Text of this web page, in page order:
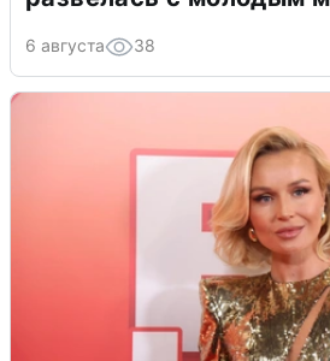
6 августа 38